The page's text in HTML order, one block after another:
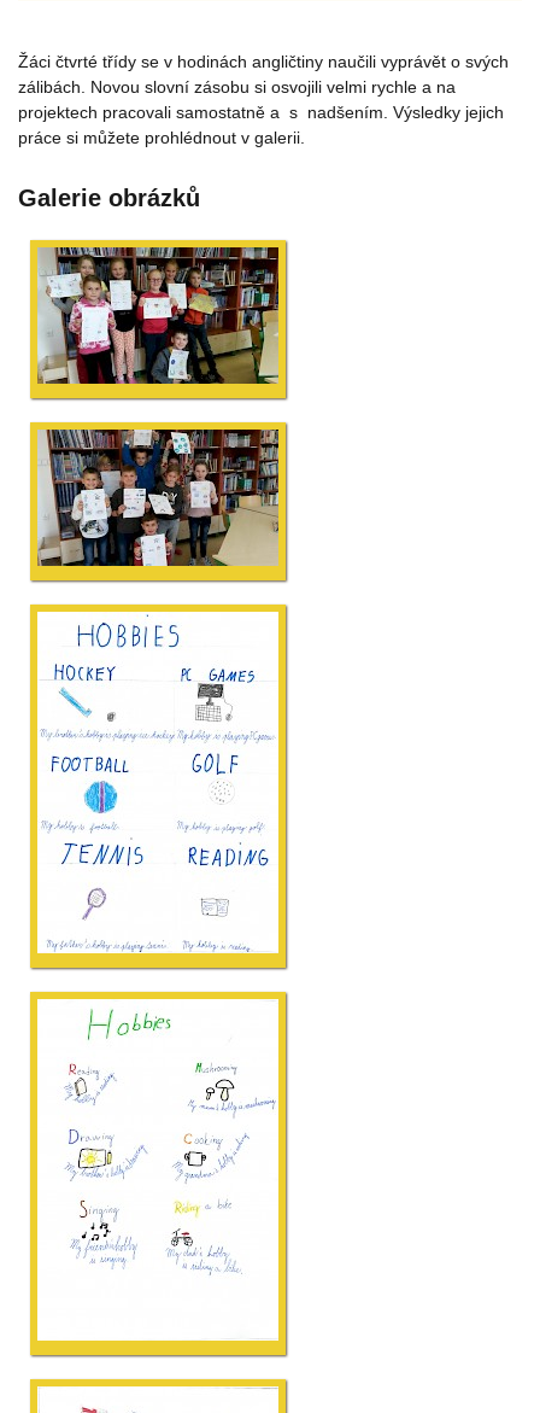
Žáci čtvrté třídy se v hodinách angličtiny naučili vyprávět o svých
zálibách. Novou slovní zásobu si osvojili velmi rychle a na
projektech pracovali samostatně a s nadšením. Výsledky jejich
práce si můžete prohlédnout v galerii.
Galerie obrázků